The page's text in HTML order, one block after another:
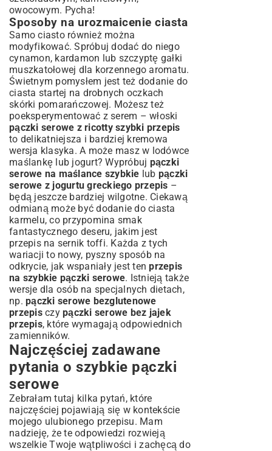
owocowym. Pycha!
Sposoby na urozmaicenie ciasta
Samo ciasto również można
modyfikować. Spróbuj dodać do niego
cynamon, kardamon lub szczyptę gałki
muszkatołowej dla korzennego aromatu.
Świetnym pomysłem jest też dodanie do
ciasta startej na drobnych oczkach
skórki pomarańczowej. Możesz też
poeksperymentować z serem – włoski
pączki serowe z ricotty szybki przepis
to delikatniejsza i bardziej kremowa
wersja klasyka. A może masz w lodówce
maślankę lub jogurt? Wypróbuj pączki
serowe na maślance szybkie lub pączki
serowe z jogurtu greckiego przepis –
będą jeszcze bardziej wilgotne. Ciekawą
odmianą może być dodanie do ciasta
karmelu, co przypomina smak
fantastycznego deseru, jakim jest
przepis na sernik toffi. Każda z tych
wariacji to nowy, pyszny sposób na
odkrycie, jak wspaniały jest tenprzepis
na szybkie pączki serowe. Istnieją także
wersje dla osób na specjalnych dietach,
np. pączki serowe bezglutenowe
przepisczy pączki serowe bez jajek
przepis, które wymagają odpowiednich
zamienników.
Najczęściej zadawane
pytania o szybkie pączki
serowe
Zebrałam tutaj kilka pytań, które
najczęściej pojawiają się w kontekście
mojego ulubionego przepisu. Mam
nadzieję, że te odpowiedzi rozwieją
wszelkie Twoje wątpliwości i zachęcą do